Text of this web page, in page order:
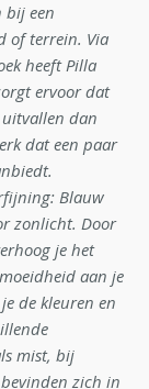
bij een
of terrein. Via
heeft Pilla
ervoor dat
dan
dat een paar
Blauw
zonlicht. Door
je het
aan je
de kleuren en
mist, bij
zich in